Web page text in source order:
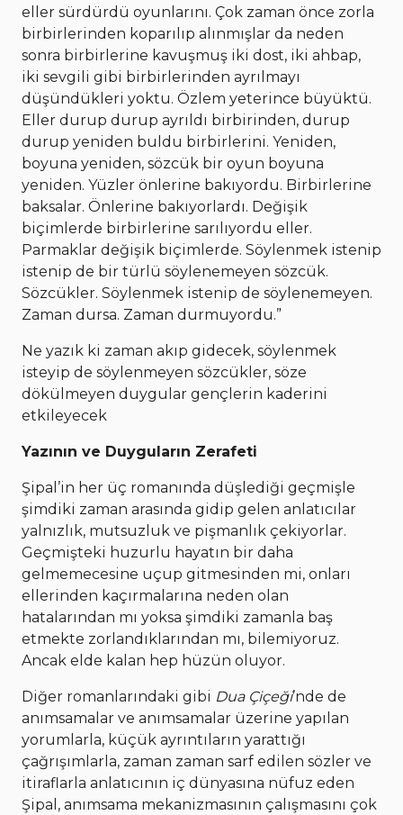
eller sürdürdü oyunlarını. Çok zaman önce zorla
birbirlerinden koparılıp alınmışlar da neden
sonra birbirlerine kavuşmuş iki dost, iki ahbap,
iki sevgili gibi birbirlerinden ayrılmayı
düşündükleri yoktu. Özlem yeterince büyüktü.
Eller durup durup ayrıldı birbirinden, durup
durup yeniden buldu birbirlerini. Yeniden,
boyuna yeniden, sözcük bir oyun boyuna
yeniden. Yüzler önlerine bakıyordu. Birbirlerine
baksalar. Önlerine bakıyorlardı. Değişik
biçimlerde birbirlerine sarılıyordu eller.
Parmaklar değişik biçimlerde. Söylenmek istenip
istenip de bir türlü söylenemeyen sözcük.
Sözcükler. Söylenmek istenip de söylenemeyen.
Zaman dursa. Zaman durmuyordu.”
Ne yazık ki zaman akıp gidecek, söylenmek
isteyip de söylenmeyen sözcükler, söze
dökülmeyen duygular gençlerin kaderini
etkileyecek
Yazının ve Duyguların Zerafeti
Şipal’in her üç romanında düşlediği geçmişle
şimdiki zaman arasında gidip gelen anlatıcılar
yalnızlık, mutsuzluk ve pişmanlık çekiyorlar.
Geçmişteki huzurlu hayatın bir daha
gelmemecesine uçup gitmesinden mi, onları
ellerinden kaçırmalarına neden olan
hatalarından mı yoksa şimdiki zamanla baş
etmekte zorlandıklarından mı, bilemiyoruz.
Ancak elde kalan hep hüzün oluyor.
Diğer romanlarındaki gibi Dua Çiçeği’nde de
anımsamalar ve anımsamalar üzerine yapılan
yorumlarla, küçük ayrıntıların yarattığı
çağrışımlarla, zaman zaman sarf edilen sözler ve
itiraflarla anlatıcının iç dünyasına nüfuz eden
Şipal, anımsama mekanizmasının çalışmasını çok